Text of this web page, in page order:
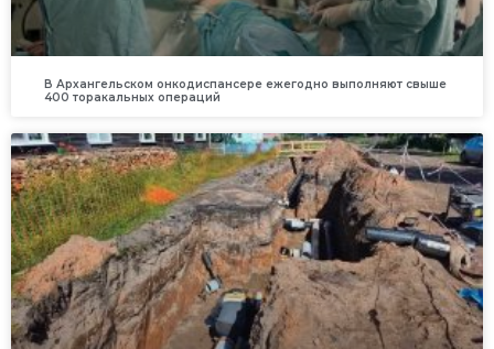
В Архангельском онкодиспансере ежегодно выполняют свыше
400 торакальных операций